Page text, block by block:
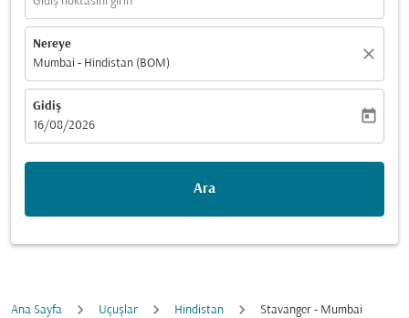
Nereye
Mumbai - Hindistan (BOM)
close
Gidiş
fc-booking-departure-date-aria-label
16/08/2026
today
Ara
Ana Sayfa Uçuşlar Hindistan Stavanger - Mumbai